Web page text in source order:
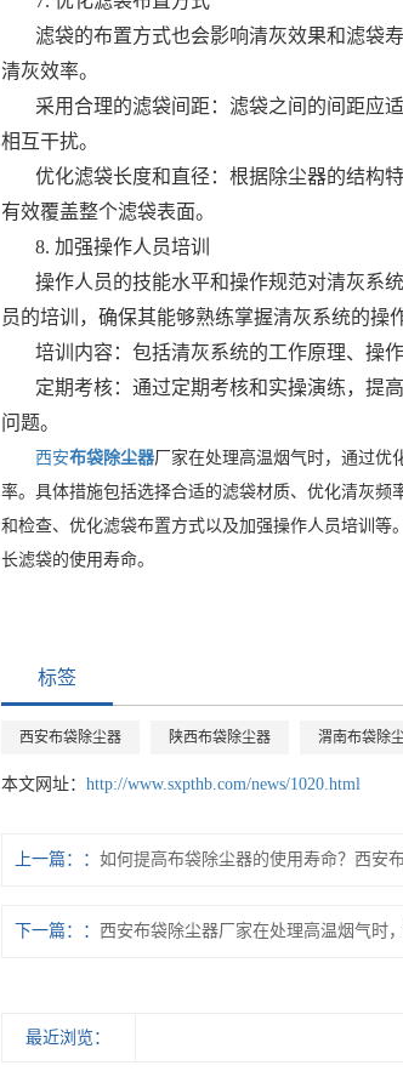
滤袋的布置方式也会影响清灰效果和滤袋
清灰效率。
采用合理的滤袋间距：滤袋之间的间距应
相互干扰。
优化滤袋长度和直径：根据除尘器的结构
有效覆盖整个滤袋表面。
8. 加强操作人员培训
操作人员的技能水平和操作规范对清灰系
员的培训，确保其能够熟练掌握清灰系统的操
培训内容：包括清灰系统的工作原理、操
定期考核：通过定期考核和实操演练，提
问题。
西安布袋除尘器厂家在处理高温烟气时，通过优
率。具体措施包括选择合适的滤袋材质、优化清灰
和检查、优化滤袋布置方式以及加强操作人员培训
长滤袋的使用寿命。
标签
西安布袋除尘器 陕西布袋除尘器 渭南布袋除
本文网址： http://www.sxpthb.com/news/1020.html
上一篇： 如何提高布袋除尘器的使用寿命？西安
下一篇： 西安布袋除尘器厂家在处理高温烟气时
最近浏览：